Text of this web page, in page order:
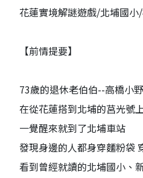
花蓮實境解謎遊戲/北埔國
【前情提要】
73歲的退休老伯伯--高橋小
在從花蓮搭到北埔的莒光號
一覺醒來就到了北埔車站
發現身邊的人都身穿麵粉袋
看到曾經就讀的北埔國小、